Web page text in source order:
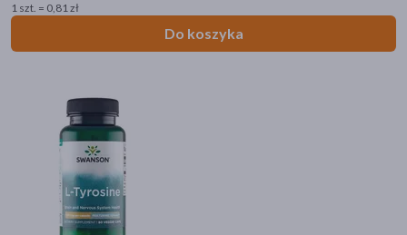
1 szt. = 0,81 zł
Do koszyka